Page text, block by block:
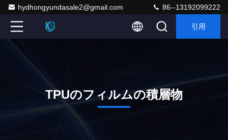
hydhongyundasale2@gmail.com 86--13192099222
引用
TPUのフィルムの積層物